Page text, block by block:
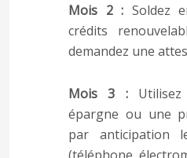
Mois 2 : Soldez
crédits
demandez une
Mois 3 :Utilisez
épargne ou une
par anticipation